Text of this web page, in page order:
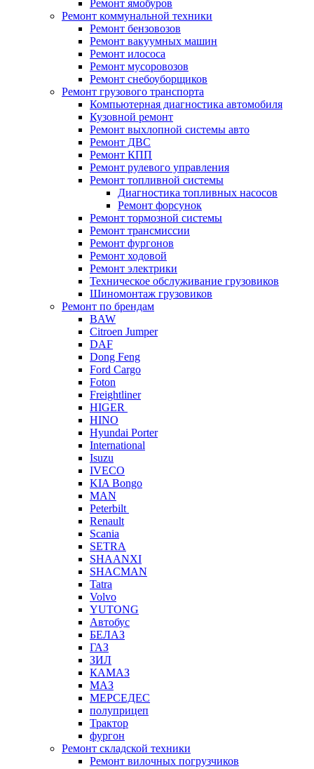
Ремонт ямобуров
Ремонт коммунальной техники
Ремонт бензовозов
Ремонт вакуумных машин
Ремонт илососа
Ремонт мусоровозов
Ремонт снебоуборщиков
Ремонт грузового транспорта
Компьютерная диагностика автомобиля
Кузовной ремонт
Ремонт выхлопной системы авто
Ремонт ДВС
Ремонт КПП
Ремонт рулевого управления
Ремонт топливной системы
Диагностика топливных насосов
Ремонт форсунок
Ремонт тормозной системы
Ремонт трансмиссии
Ремонт фургонов
Ремонт ходовой
Ремонт электрики
Техническое обслуживание грузовиков
Шиномонтаж грузовиков
Ремонт по брендам
BAW
Citroen Jumper
DAF
Dong Feng
Ford Cargo
Foton
Freightliner
HIGER
HINO
Hyundai Porter
International
Isuzu
IVECO
KIA Bongo
MAN
Peterbilt
Renault
Scania
SETRA
SHAANXI
SHACMAN
Tatra
Volvo
YUTONG
Автобус
БЕЛАЗ
ГАЗ
ЗИЛ
КАМАЗ
МАЗ
МЕРСЕДЕС
полуприцеп
Трактор
фургон
Ремонт складской техники
Ремонт вилочных погрузчиков